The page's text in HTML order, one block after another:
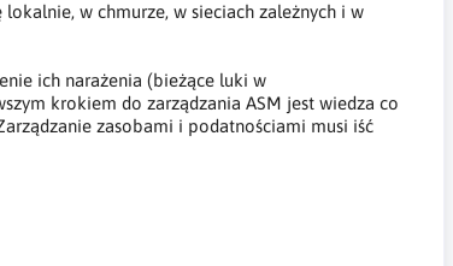
w chmurze, w sieciach zależnych i w
ich narażenia (bieżące luki w
krokiem do zarządzania ASM jest wiedza co
zasobami i podatnościami musi iść